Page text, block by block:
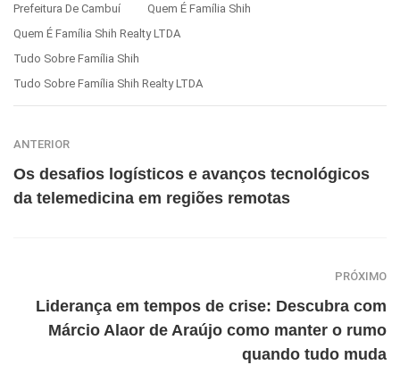
Prefeitura De Cambuí
Quem É Família Shih
Quem É Família Shih Realty LTDA
Tudo Sobre Família Shih
Tudo Sobre Família Shih Realty LTDA
ANTERIOR
Os desafios logísticos e avanços tecnológicos
da telemedicina em regiões remotas
PRÓXIMO
Liderança em tempos de crise: Descubra com
Márcio Alaor de Araújo como manter o rumo
quando tudo muda